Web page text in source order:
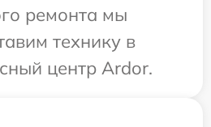
ремонта мы
технику в
центр Ardor.